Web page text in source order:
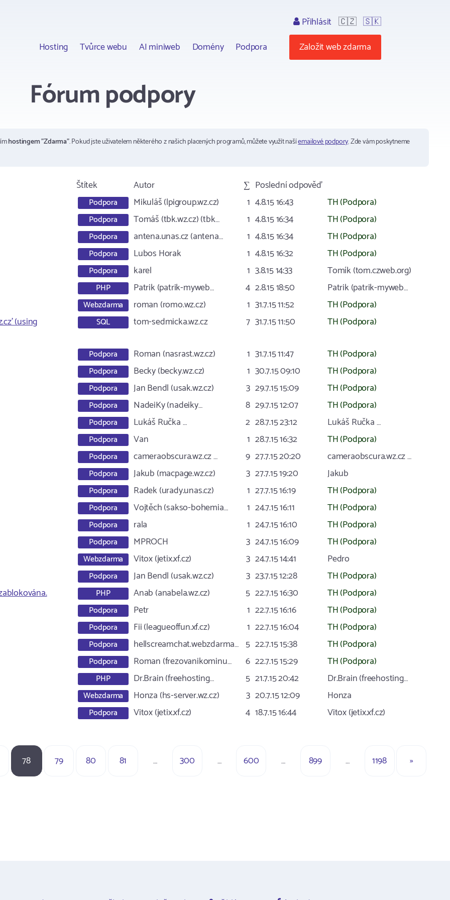
Hosting Tvůrce webu AI miniweb Domény Podpora
Přihlásit 🇨🇿 🇸🇰
Založit web zdarma
Fórum podpory
hostingem "Zdarma". Pokud jste uživatelem některého z našich placených programů, můžete využít našíemailové podpory. Zde vám poskytneme
Štítek Autor ∑ Poslední odpověď
Podpora Mikuláš (lpigroup.wz.cz) 1 4.8.15 16:43 TH (Podpora)
Podpora Tomáš (tbk.wz.cz) (tbk… 1 4.8.15 16:34 TH (Podpora)
Podpora antena.unas.cz (antena… 1 4.8.15 16:34 TH (Podpora)
Podpora Lubos Horak 1 4.8.15 16:32 TH (Podpora)
Podpora karel 1 3.8.15 14:33 Tomík (tom.czweb.org)
PHP Patrik (patrik-myweb… 4 2.8.15 18:50 Patrik (patrik-myweb…
Webzdarma roman (romo.wz.cz) 1 31.7.15 11:52
TH (Podpora)
(using
SQL tom-sedmicka.wz.cz 7 31.7.15 11:50 TH (Podpora)
Podpora Roman (nasrast.wz.cz) 1 31.7.15 11:47 TH (Podpora)
Podpora Becky (becky.wz.cz) 1 30.7.15 09:10 TH (Podpora)
Podpora Jan Bendl (usak.wz.cz) 3 29.7.15 15:09 TH (Podpora)
Podpora NadeiKy (nadeiky… 8 29.7.15 12:07 TH (Podpora)
Podpora Lukáš Ručka … 2 28.7.15 23:12 Lukáš Ručka …
Podpora Van 1 28.7.15 16:32 TH (Podpora)
Podpora cameraobscura.wz.cz … 9 27.7.15 20:20 cameraobscura.wz.cz …
Podpora Jakub (macpage.wz.cz) 3 27.7.15 19:20 Jakub
Podpora Radek (urady.unas.cz) 1 27.7.15 16:19 TH (Podpora)
Podpora Vojtěch (sakso-bohemia… 1 24.7.15 16:11 TH (Podpora)
Podpora rala 1 24.7.15 16:10 TH (Podpora)
Podpora MPROCH 3 24.7.15 16:09 TH (Podpora)
Webzdarma Vitox (jetix.xf.cz) 3 24.7.15 14:41 Pedro
Podpora Jan Bendl (usak.wz.cz) 3 23.7.15 12:28
TH (Podpora)
PHP Anab (anabela.wz.cz) 5 22.7.15 16:30 TH (Podpora)
Podpora Petr 1 22.7.15 16:16 TH (Podpora)
Podpora Fii (leagueoffun.xf.cz) 1 22.7.15 16:04 TH (Podpora)
Podpora hellscreamchat.webzdarma… 5 22.7.15 15:38 TH (Podpora)
Podpora Roman (frezovanikominu… 6 22.7.15 15:29 TH (Podpora)
PHP Dr.Brain (freehosting… 5 21.7.15 20:42 Dr.Brain (freehosting…
Webzdarma Honza (hs-server.wz.cz) 3 20.7.15 12:09 Honza
Podpora Vitox (jetix.xf.cz) 4 18.7.15 16:44 Vitox (jetix.xf.cz)
78 79 80 81 … 300 … 600 … 899 … 1198 »